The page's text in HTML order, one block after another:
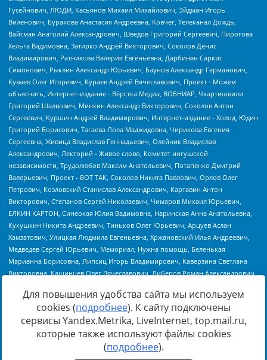
Источник:https://minjust.gov.ru/uploaded/files/reestr-
inostrannyih-agentov-22-03-2024.pdfданные на22.03.2024
Для повышения удобства сайта мы используем
cookies (подробнее). К сайту подключены
сервисы Yandex.Metrika, LiveInternet, top.mail.ru,
которые также используют файлы cookies
(подробнее).